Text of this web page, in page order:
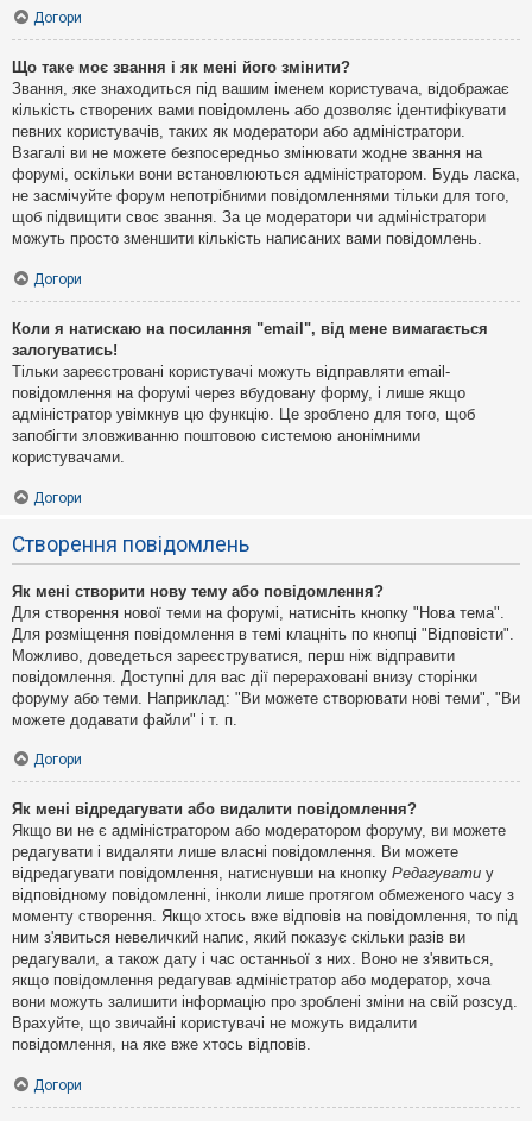
Догори
Що таке моє звання і як мені його змінити?
Звання, яке знаходиться під вашим іменем користувача, відображає
кількість створених вами повідомлень або дозволяє ідентифікувати
певних користувачів, таких як модератори або адміністратори.
Взагалі ви не можете безпосередньо змінювати жодне звання на
форумі, оскільки вони встановлюються адміністратором. Будь ласка,
не засмічуйте форум непотрібними повідомленнями тільки для того,
щоб підвищити своє звання. За це модератори чи адміністратори
можуть просто зменшити кількість написаних вами повідомлень.
Догори
Коли я натискаю на посилання "email", від мене вимагається
залогуватись!
Тільки зареєстровані користувачі можуть відправляти email-
повідомлення на форумі через вбудовану форму, і лише якщо
адміністратор увімкнув цю функцію. Це зроблено для того, щоб
запобігти зловживанню поштовою системою анонімними
користувачами.
Догори
Створення повідомлень
Як мені створити нову тему або повідомлення?
Для створення нової теми на форумі, натисніть кнопку "Нова тема".
Для розміщення повідомлення в темі клацніть по кнопці "Відповісти".
Можливо, доведеться зареєструватися, перш ніж відправити
повідомлення. Доступні для вас дії перераховані внизу сторінки
форуму або теми. Наприклад: "Ви можете створювати нові теми", "Ви
можете додавати файли" і т. п.
Догори
Як мені відредагувати або видалити повідомлення?
Якщо ви не є адміністратором або модератором форуму, ви можете
редагувати і видаляти лише власні повідомлення. Ви можете
відредагувати повідомлення, натиснувши на кнопку Редагувати у
відповідному повідомленні, інколи лише протягом обмеженого часу з
моменту створення. Якщо хтось вже відповів на повідомлення, то під
ним з'явиться невеличкий напис, який показує скільки разів ви
редагували, а також дату і час останньої з них. Воно не з'явиться,
якщо повідомлення редагував адміністратор або модератор, хоча
вони можуть залишити інформацію про зроблені зміни на свій розсуд.
Врахуйте, що звичайні користувачі не можуть видалити
повідомлення, на яке вже хтось відповів.
Догори